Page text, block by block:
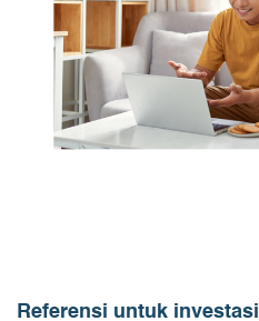
Referensi untuk investasi